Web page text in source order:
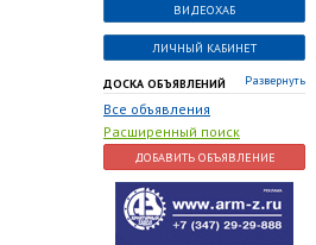
ВИДЕОХАБ
ЛИЧНЫЙ КАБИНЕТ
ДОСКА ОБЪЯВЛЕНИЙ Развернуть
Все объявления
Расширенный поиск
ДОБАВИТЬ ОБЪЯВЛЕНИЕ